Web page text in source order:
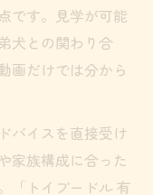
コツ
で見つけるため
先の選定基準
です。見学が可能
犬との関わり合
画だけでは分から
バイスを直接受け
家族構成に合った
「トイプードル 有